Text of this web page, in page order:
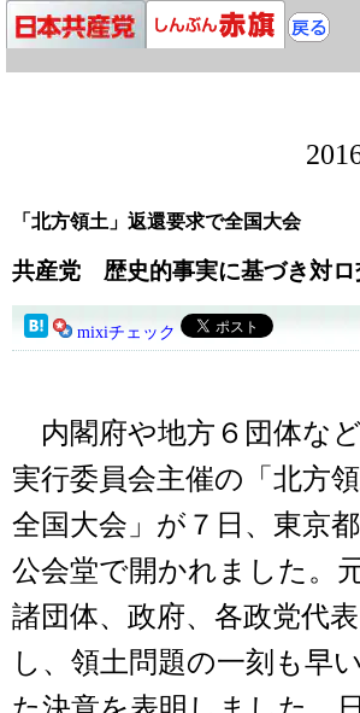
「北方領土」返還要求で全国大会
共産党 歴史的事実に基づき対ロ
mixiチェック
内閣府や地方６団体な
実行委員会主催の「北方
全国大会」が７日、東京
公会堂で開かれました。
諸団体、政府、各政党代
し、領土問題の一刻も早